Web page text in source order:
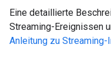
Eine detaillierte
Streaming-Ereignissen
Anleitung zu Streaming-